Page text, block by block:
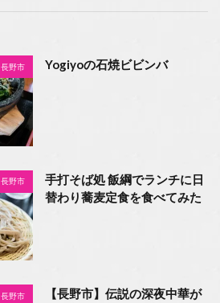
長野市 Yogiyoの石焼ビビンバ
長野市
手打そば処 飯綱でランチに日
替わり蕎麦定食を食べてみた
長野市
【長野市】伝説の深夜中華が